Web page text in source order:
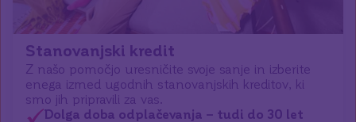
Stanovanjski kredit
Z našo pomočjo uresničite svoje sanje in izberite
enega izmed ugodnih stanovanjskih kreditov, ki
smo jih pripravili za vas.
Dolga doba odplačevanja – tudi do 30 let